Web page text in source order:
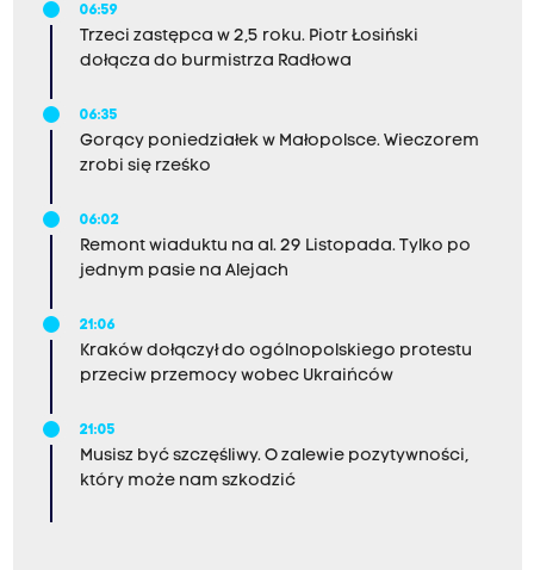
06:59
Trzeci zastępca w 2,5 roku. Piotr Łosiński
dołącza do burmistrza Radłowa
06:35
Gorący poniedziałek w Małopolsce. Wieczorem
zrobi się rześko
06:02
Remont wiaduktu na al. 29 Listopada. Tylko po
jednym pasie na Alejach
21:06
Kraków dołączył do ogólnopolskiego protestu
przeciw przemocy wobec Ukraińców
21:05
Musisz być szczęśliwy. O zalewie pozytywności,
który może nam szkodzić